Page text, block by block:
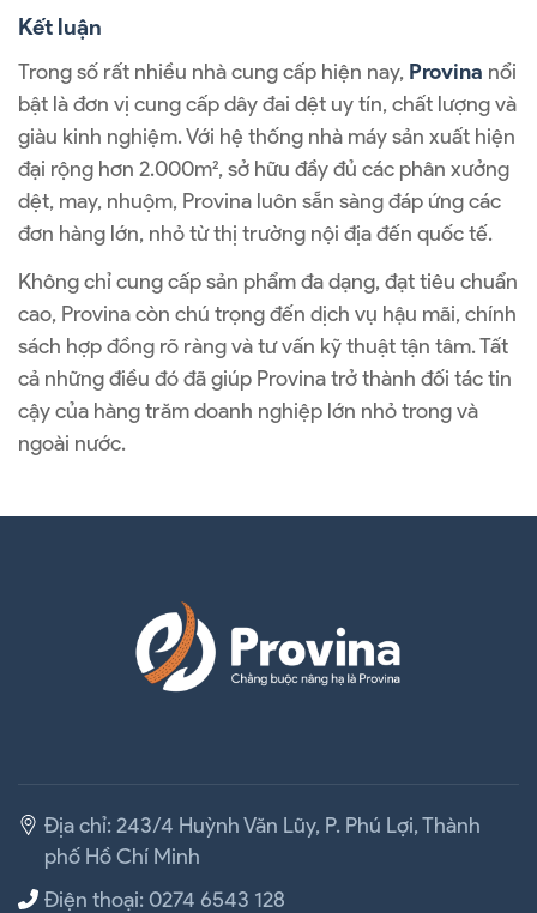
Kết luận
Trong số rất nhiều nhà cung cấp hiện nay, Provina nổi
bật là đơn vị cung cấp dây đai dệt uy tín, chất lượng và
giàu kinh nghiệm. Với hệ thống nhà máy sản xuất hiện
đại rộng hơn 2.000m², sở hữu đầy đủ các phân xưởng
dệt, may, nhuộm, Provina luôn sẵn sàng đáp ứng các
đơn hàng lớn, nhỏ từ thị trường nội địa đến quốc tế.
Không chỉ cung cấp sản phẩm đa dạng, đạt tiêu chuẩn
cao, Provina còn chú trọng đến dịch vụ hậu mãi, chính
sách hợp đồng rõ ràng và tư vấn kỹ thuật tận tâm. Tất
cả những điều đó đã giúp Provina trở thành đối tác tin
cậy của hàng trăm doanh nghiệp lớn nhỏ trong và
ngoài nước.
Địa chỉ: 243/4 Huỳnh Văn Lũy, P. Phú Lợi, Thành
phố Hồ Chí Minh
Điện thoại: 0274 6543 128